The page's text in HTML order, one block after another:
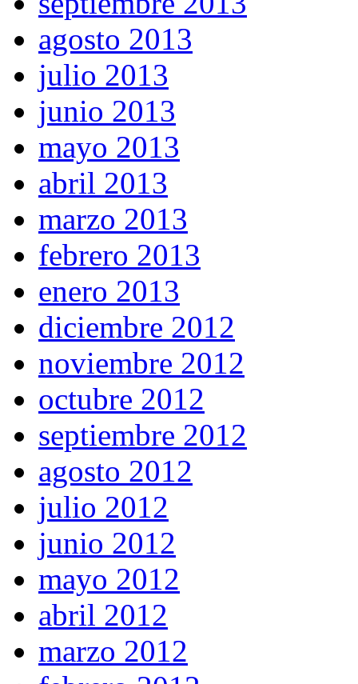
agosto 2013
julio 2013
junio 2013
mayo 2013
abril 2013
marzo 2013
febrero 2013
enero 2013
diciembre 2012
noviembre 2012
octubre 2012
septiembre 2012
agosto 2012
julio 2012
junio 2012
mayo 2012
abril 2012
marzo 2012